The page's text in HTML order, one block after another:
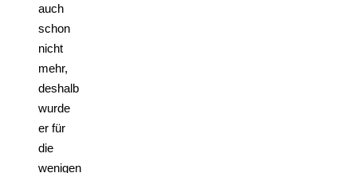
auch
schon
nicht
mehr,
deshalb
wurde
er für
die
wenigen